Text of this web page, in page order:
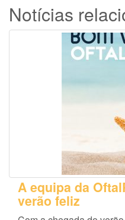
Notícias
A equipa da
verão feliz